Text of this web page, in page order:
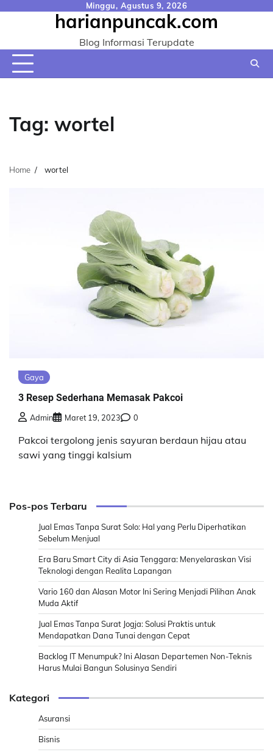
Minggu, Agustus 9, 2026
harianpuncak.com
Blog Informasi Terupdate
Tag: wortel
Home wortel
Gaya
3 Resep Sederhana Memasak Pakcoi
Admin Maret 19, 2023 0
Pakcoi tergolong jenis sayuran berdaun hijau atau
sawi yang tinggi kalsium
Pos-pos Terbaru
Jual Emas Tanpa Surat Solo: Hal yang Perlu Diperhatikan
Sebelum Menjual
Era Baru Smart City di Asia Tenggara: Menyelaraskan Visi
Teknologi dengan Realita Lapangan
Vario 160 dan Alasan Motor Ini Sering Menjadi Pilihan Anak
Muda Aktif
Jual Emas Tanpa Surat Jogja: Solusi Praktis untuk
Mendapatkan Dana Tunai dengan Cepat
Backlog IT Menumpuk? Ini Alasan Departemen Non-Teknis
Harus Mulai Bangun Solusinya Sendiri
Kategori
Asuransi
Bisnis